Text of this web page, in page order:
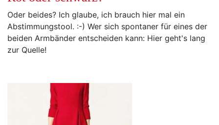
Oder beides? Ich glaube, ich brauch hier mal ein
Abstimmungstool. :-) Wer sich spontaner für eines der
beiden Armbänder entscheiden kann: Hier geht's lang
zur Quelle!